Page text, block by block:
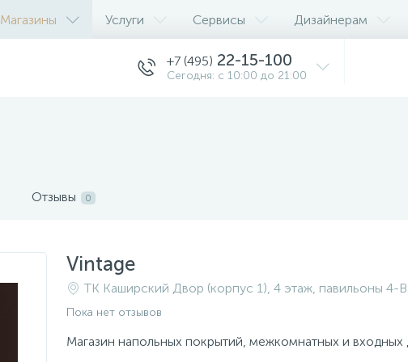
Магазины Услуги Сервисы Дизайнерам
+7 (495) 22-15-100
Сегодня: с 10:00 до 21:00
Отзывы 0
Vintage
ТК Каширский Двор (корпус 1), 4 этаж, павильоны 4-
Пока нет отзывов
Магазин напольных покрытий, межкомнатных и входных